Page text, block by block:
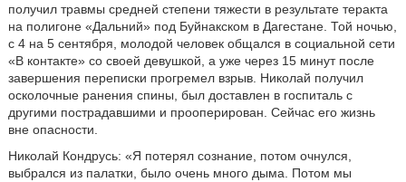
получил травмы средней степени тяжести в результате теракта
на полигоне «Дальний» под Буйнакском в Дагестане. Той ночью,
с 4 на 5 сентября, молодой человек общался в социальной сети
«В контакте» со своей девушкой, а уже через 15 минут после
завершения переписки прогремел взрыв. Николай получил
осколочные ранения спины, был доставлен в госпиталь с
другими пострадавшими и прооперирован. Сейчас его жизнь
вне опасности.
Николай Кондрусь: «Я потерял сознание, потом очнулся,
выбрался из палатки, было очень много дыма. Потом мы